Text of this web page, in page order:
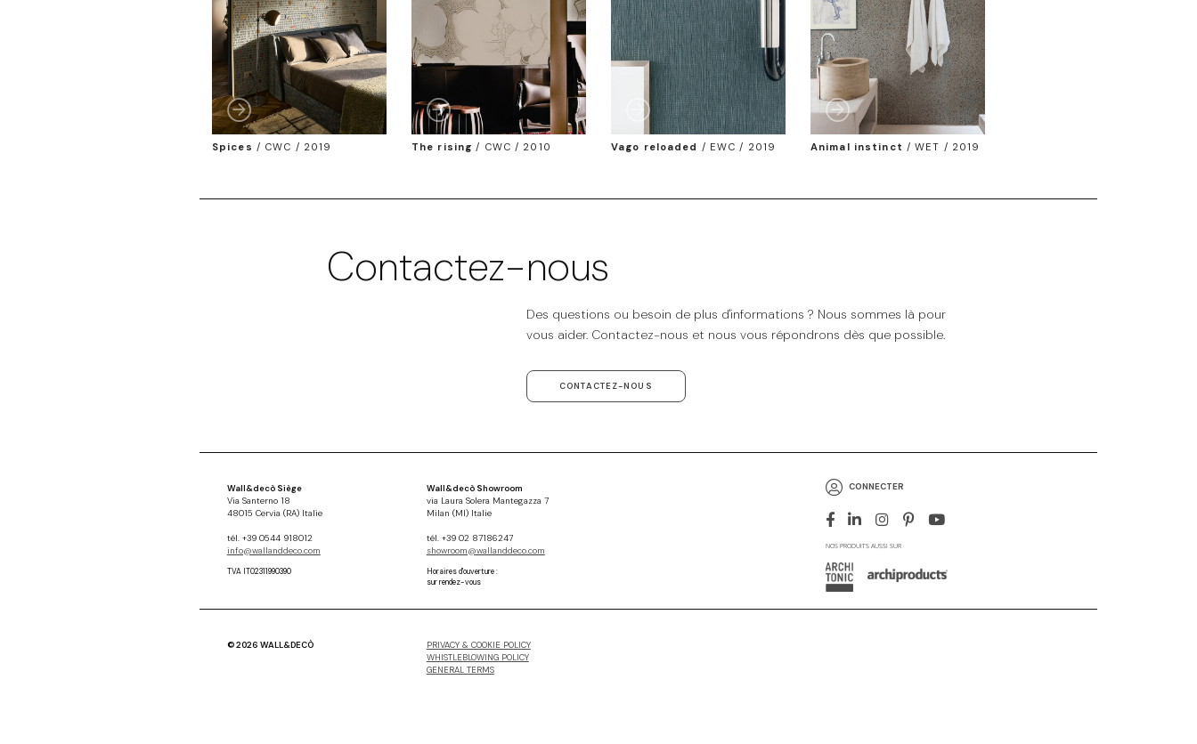
Spices / CWC / 2019 The rising / CWC / 2010 Vago reloaded / EWC / 2019 Animal instinct /WET / 2019
Contactez-nous
Des questions ou besoin de plus d'informations ? Nous sommes là pour
vous aider. Contactez-nous et nous vous répondrons dès que possible.
CONTACTEZ-NOUS
Wall&decò Siège
Via Santerno 18
48015 Cervia (RA) Italie
tél. +39 0544 918012
info@wallanddeco.com
TVA IT02311990390
Wall&decò Showroom
via Laura Solera Mantegazza 7
Milan (MI) Italie
tél. +39 02 87186247
showroom@wallanddeco.com
Horaires d'ouverture :
sur rendez-vous
CONNECTER
NOS PRODUITS AUSSI SUR
© 2026 WALL&DECÒ
PRIVACY & COOKIE POLICY
WHISTLEBLOWING POLICY
GENERAL TERMS